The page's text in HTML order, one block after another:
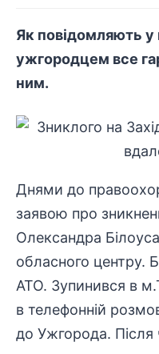
Як повідомляють у
ужгородцем все
ним.
Днями до
заявою про
Олександра
обласного центру.
АТО. Зупинився в
в телефонній
до Ужгорода. Після